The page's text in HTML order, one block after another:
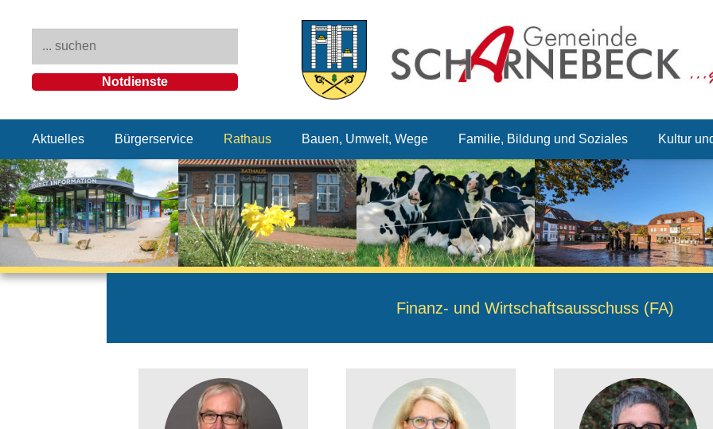
Notdienste
Aktuelles Bürgerservice Rathaus Bauen, Umwelt, Wege Familie, Bildung und Soziales Kultur
Finanz- und Wirtschaftsausschuss (FA)